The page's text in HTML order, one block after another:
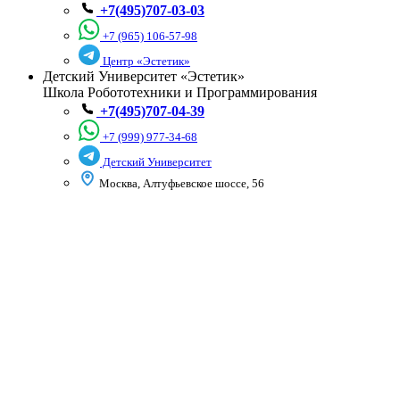
+7(495)707-03-03
+7 (965) 106-57-98
Центр «Эстетик»
Детский Университет «Эстетик»
Школа Робототехники и Программирования
+7(495)707-04-39
+7 (999) 977-34-68
Детский Университет
Москва, Алтуфьевское шоссе, 56